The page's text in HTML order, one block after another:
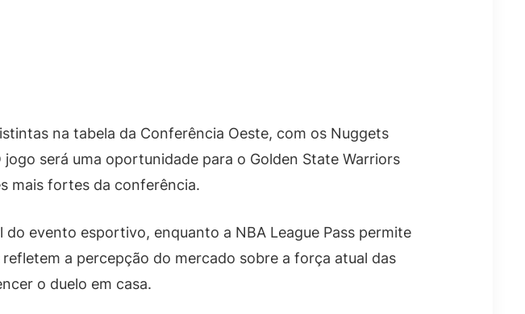
na tabela da Conferência Oeste, com os Nuggets
será uma oportunidade para o Golden State Warriors
mais fortes da conferência.
evento esportivo, enquanto a NBA League Pass permite
a percepção do mercado sobre a força atual das
o duelo em casa.